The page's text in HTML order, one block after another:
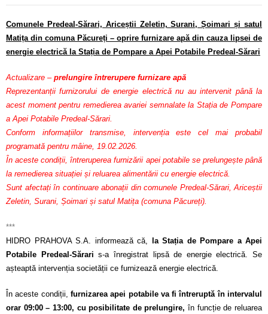
Comunele Predeal-Sărari, Ariceștii Zeletin, Surani, Șoimari și satul
Matița din comuna Păcureți – oprire furnizare apă din cauza lipsei de
energie electrică la Stația de Pompare a Apei Potabile Predeal-Sărari
Actualizare – prelungire întrerupere furnizare apă
Reprezentanții furnizorului de energie electrică nu au intervenit până la
acest moment pentru remedierea avariei semnalate la Stația de Pompare
a Apei Potabile Predeal-Sărari.
Conform informațiilor transmise, intervenția este cel mai probabil
programată pentru mâine, 19.02.2026.
În aceste condiții, întreruperea furnizării apei potabile se prelungește până
la remedierea situației și reluarea alimentării cu energie electrică.
Sunt afectați în continuare abonații din comunele Predeal-Sărari, Ariceștii
Zeletin, Surani, Șoimari și satul Matița (comuna Păcureți).
***
HIDRO PRAHOVA S.A. informează că,
la Stația de Pompare a Apei
Potabile Predeal-Sărari s-a înregistrat lipsă de energie electrică. Se
așteaptă intervenția societății ce furnizează energie electrică.
În aceste condiții, furnizarea apei potabile va fi întreruptă în intervalul
orar 09:00 – 13:00, cu posibilitate de prelungire, în funcție de reluarea